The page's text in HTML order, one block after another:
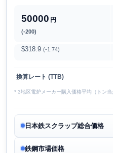
50000 円
(-200)
$318.9 (-1.74)
換算レート (TTB)
* 3地区電炉メーカー購入価格平均（トン当
日本鉄スクラップ総合価格
鉄鋼市場価格